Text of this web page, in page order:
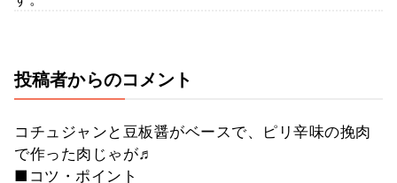
投稿者からのコメント
コチュジャンと豆板醤がベースで、ピリ辛味の挽肉
で作った肉じゃが♬
■コツ・ポイント